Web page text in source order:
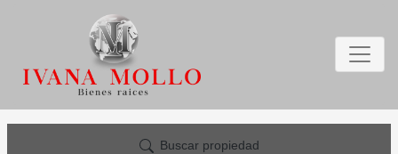
Buscar propiedad